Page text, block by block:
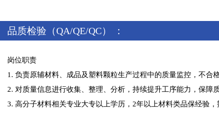
品质检验（QA/QE/QC） ：
岗位职责
1. 负责原辅材料、成品及塑料颗粒生产过程中的质量监控，不合
2. 对质量信息进行收集、整理、分析，持续提升工序能力，保障
3. 高分子材料相关专业大专以上学历，2年以上材料类品保经验，